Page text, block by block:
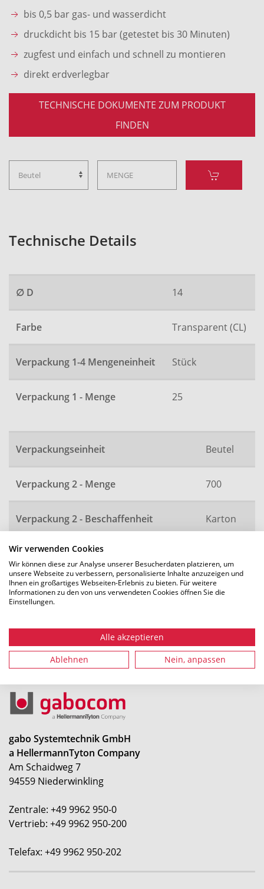
Wir verwenden Cookies
Wir können diese zur Analyse unserer Besucherdaten platzieren, um
unsere Webseite zu verbessern, personalisierte Inhalte anzuzeigen und
Ihnen ein großartiges Webseiten-Erlebnis zu bieten. Für weitere
Informationen zu den von uns verwendeten Cookies öffnen Sie die
Einstellungen.
Alle akzeptieren
Ablehnen Nein, anpassen
bis 0,5 bar gas- und wasserdicht
druckdicht bis 15 bar (getestet bis 30 Minuten)
zugfest und einfach und schnell zu montieren
direkt erdverlegbar
TECHNISCHE DOKUMENTE ZUM PRODUKT
FINDEN
Technische Details
∅ D 14
Farbe Transparent (CL)
Verpackung 1-4 Mengeneinheit Stück
Verpackung 1 - Menge 25
Verpackungseinheit Beutel
Verpackung 2 - Menge 700
Verpackung 2 - Beschaffenheit Karton
Artikelnummer
Alle Maße in mm. Technische Änderungen vorbehalten.
gabo Systemtechnik GmbH
a HellermannTyton Company
Am Schaidweg 7
94559 Niederwinkling
Zentrale: +49 9962 950-0
Vertrieb: +49 9962 950-200
Telefax: +49 9962 950-202